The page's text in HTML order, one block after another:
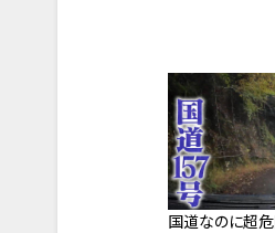
国道なのに超危